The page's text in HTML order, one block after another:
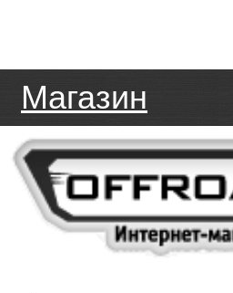
Магазин